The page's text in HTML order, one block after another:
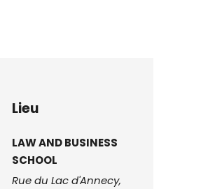
Lieu
LAW AND BUSINESS
SCHOOL
Rue du Lac d'Annecy,